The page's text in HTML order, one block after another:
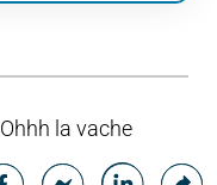
Ohhh la vache
Facebook